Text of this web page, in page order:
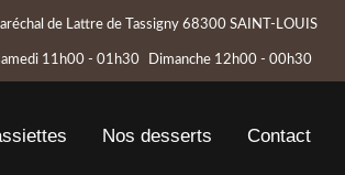
de Lattre de Tassigny 68300 SAINT-LOUIS
11h00 - 01h30 Dimanche 12h00 - 00h30
Nos desserts Contact